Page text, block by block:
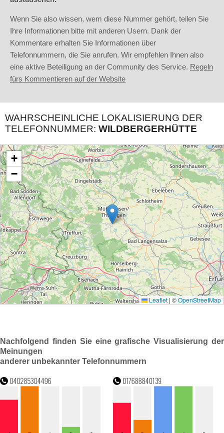
Wenn Sie also wissen, wem diese Nummer gehört, teilen Sie
Ihre Informationen bitte mit anderen Usern. Dank der
Kommentare erhalten Sie Informationen über
Telefonnummern, die Sie anrufen. Wir empfehlen Ihnen also
eine aktive Beteiligung an der Community des Service. Regeln
fürs Kommentieren auf der Website
WAHRSCHEINLICHE LOKALISIERUNG DER
TELEFONNUMMER: WILDBERGERHÜTTE
Nachfolgend finden Sie eine grafische Visualisierung der
Meinungen
anderer unbekannter Telefonnummern